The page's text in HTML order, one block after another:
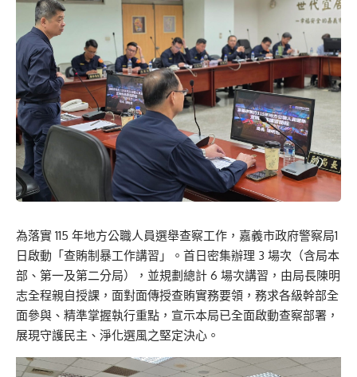
為落實 115 年地方公職人員選舉查察工作，嘉義市政府警察局1
日啟動「查賄制暴工作講習」。首日密集辦理 3 場次（含局本
部、第一及第二分局），並規劃總計 6 場次講習，由局長陳明
志全程親自授課，面對面傳授查賄實務要領，務求各級幹部全
面參與、精準掌握執行重點，宣示本局已全面啟動查察部署，
展現守護民主、淨化選風之堅定決心。